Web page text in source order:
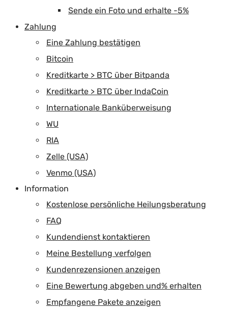
Sende ein Foto und erhalte -5%
Zahlung
Eine Zahlung bestätigen
Bitcoin
Kreditkarte > BTC über Bitpanda
Kreditkarte > BTC über IndaCoin
Internationale Banküberweisung
WU
RIA
Zelle (USA)
Venmo (USA)
Information
Kostenlose persönliche Heilungsberatung
FAQ
Kundendienst kontaktieren
Meine Bestellung verfolgen
Kundenrezensionen anzeigen
Eine Bewertung abgeben und% erhalten
Empfangene Pakete anzeigen